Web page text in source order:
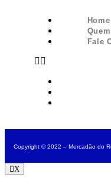
Home
Fale
Copyright © 2022 – Mercadão
X